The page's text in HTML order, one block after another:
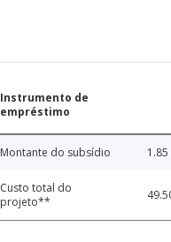
Instrumento de
empréstimo
Montante do subsídio 1.85
Custo total do
projeto**